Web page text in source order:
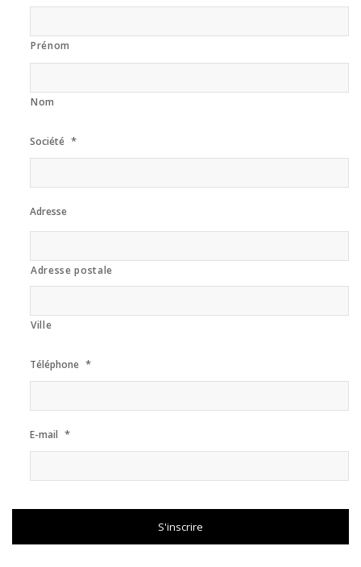
Prénom
Nom
Société *
Adresse
Adresse postale
Ville
Téléphone *
E-mail *